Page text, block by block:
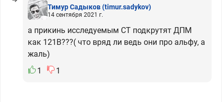
Тимур Садыков(timur.sadykov)
14 сентября 2021 г.
а прикинь исследуемым СТ подкрутят ДПМ
как 121В???( что вряд ли ведь они про альфу, а
жаль)
1
1